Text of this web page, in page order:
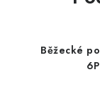
Běžecké